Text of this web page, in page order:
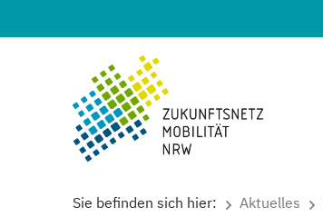
Sie befinden sich hier: Aktuelles